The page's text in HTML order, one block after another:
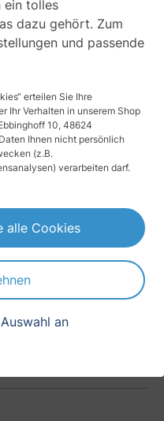
ein tolles
dazu gehört. Zum
und passende
erteilen Sie Ihre
Ihr Verhalten in unserem Shop
10, 48624
Ihnen nicht persönlich
(z.B.
verarbeiten darf.
alle Cookies
an